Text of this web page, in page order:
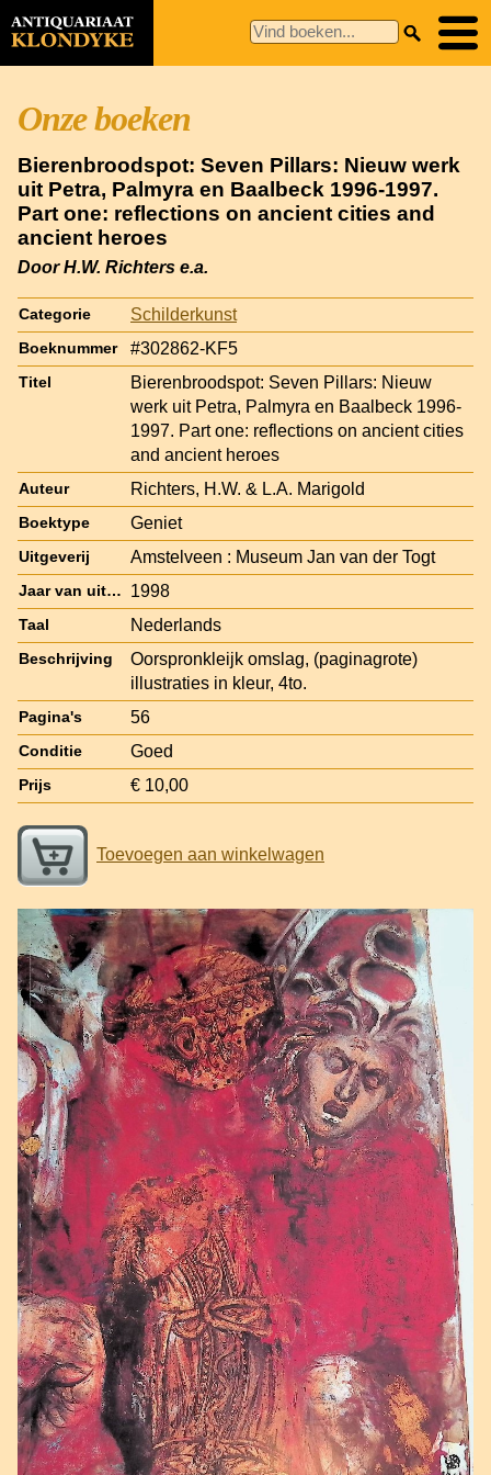
Onze boeken
Bierenbroodspot: Seven Pillars: Nieuw werk
uit Petra, Palmyra en Baalbeck 1996-1997.
Part one: reflections on ancient cities and
ancient heroes
Door H.W. Richters e.a.
Categorie Schilderkunst
Boeknummer #302862-KF5
Titel
Bierenbroodspot: Seven Pillars: Nieuw
werk uit Petra, Palmyra en Baalbeck 1996-
1997. Part one: reflections on ancient cities
and ancient heroes
Auteur Richters, H.W. & L.A. Marigold
Boektype Geniet
Uitgeverij Amstelveen : Museum Jan van der Togt
Jaar van uitgave 1998
Taal Nederlands
Beschrijving
Oorspronkleijk omslag, (paginagrote)
illustraties in kleur, 4to.
Pagina's 56
Conditie Goed
Prijs € 10,00
Toevoegen aan winkelwagen